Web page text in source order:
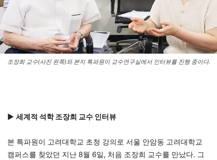
조장희 교수(사진 왼쪽)와 본지 특파원이 교수연구실에서 인터뷰를 진행 중이다.
▶ 세계적 석학 조장희 교수 인터뷰
본 특파원이 고려대학교 초청 강의로 서울 안암동 고려대학교
캠퍼스를 찾았던 지난 8월 6일, 처음 조장희 교수를 만났다. 그